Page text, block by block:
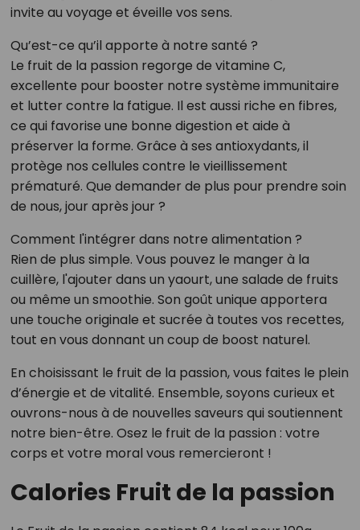
invite au voyage et éveille vos sens.
Qu’est-ce qu’il apporte à notre santé ?
Le fruit de la passion regorge de vitamine C,
excellente pour booster notre système immunitaire
et lutter contre la fatigue. Il est aussi riche en fibres,
ce qui favorise une bonne digestion et aide à
préserver la forme. Grâce à ses antioxydants, il
protège nos cellules contre le vieillissement
prématuré. Que demander de plus pour prendre soin
de nous, jour après jour ?
Comment l'intégrer dans notre alimentation ?
Rien de plus simple. Vous pouvez le manger à la
cuillère, l'ajouter dans un yaourt, une salade de fruits
ou même un smoothie. Son goût unique apportera
une touche originale et sucrée à toutes vos recettes,
tout en vous donnant un coup de boost naturel.
En choisissant le fruit de la passion, vous faites le plein
d’énergie et de vitalité. Ensemble, soyons curieux et
ouvrons-nous à de nouvelles saveurs qui soutiennent
notre bien-être. Osez le fruit de la passion : votre
corps et votre moral vous remercieront !
Calories Fruit de la passion